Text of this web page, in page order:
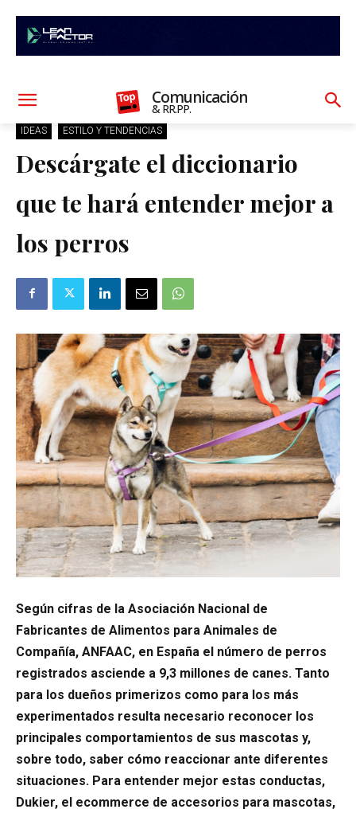
Comunicación
& RR.PP.
IDEAS ESTILO Y TENDENCIAS
Descárgate el diccionario
que te hará entender mejor a
los perros
Según cifras de la Asociación Nacional de
Fabricantes de Alimentos para Animales de
Compañía, ANFAAC, en España el número de perros
registrados asciende a 9,3 millones de canes. Tanto
para los dueños primerizos como para los más
experimentados resulta necesario reconocer los
principales comportamientos de sus mascotas y,
sobre todo, saber cómo reaccionar ante diferentes
situaciones. Para entender mejor estas conductas,
Dukier, el ecommerce de accesorios para mascotas,